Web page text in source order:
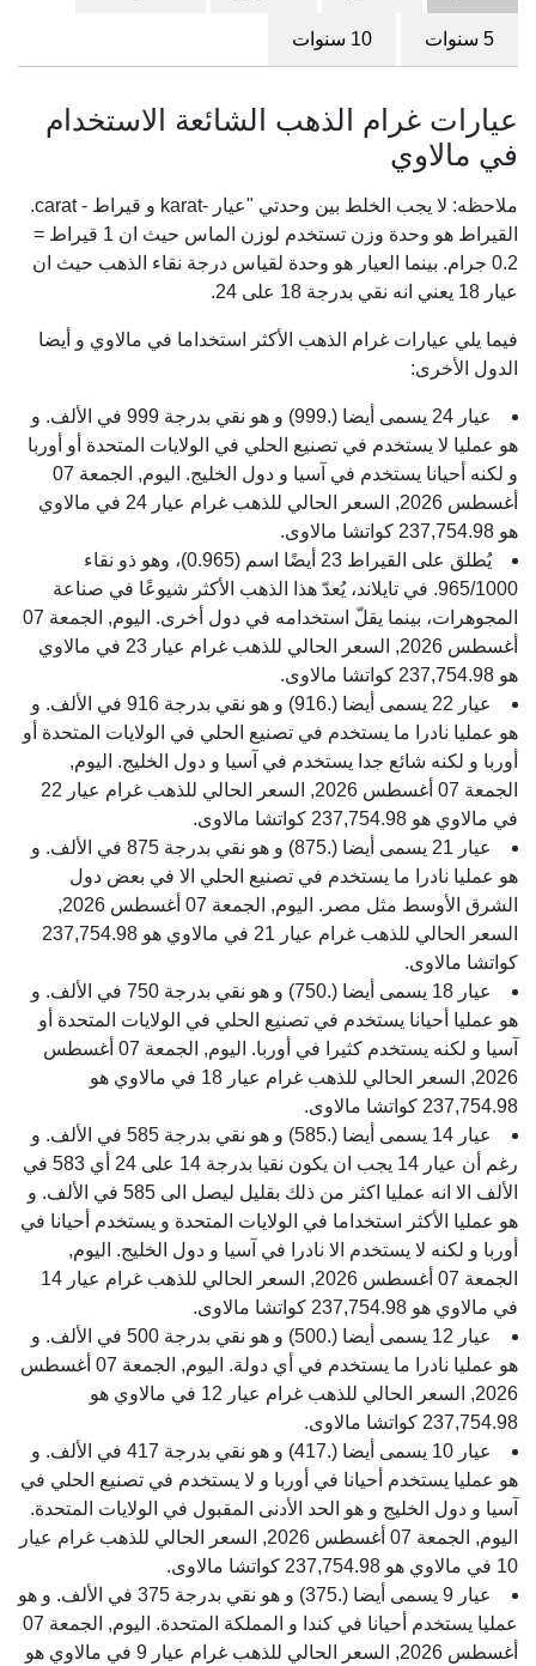
5 سنوات 10 سنوات
عيارات غرام الذهب الشائعة الاستخدام
في مالاوي
ملاحظه: لا يجب الخلط بين وحدتي "عيار -karat و قيراط - carat.
القيراط هو وحدة وزن تستخدم لوزن الماس حيث ان 1 قيراط =
0.2 جرام. بينما العيار هو وحدة لقياس درجة نقاء الذهب حيث ان
عيار 18 يعني انه نقي بدرجة 18 على 24.
فيما يلي عيارات غرام الذهب الأكثر استخداما في مالاوي و أيضا
الدول الأخرى:
عيار 24 يسمى أيضا (.999) و هو نقي بدرجة 999 في الألف. و
هو عمليا لا يستخدم في تصنيع الحلي في الولايات المتحدة أو أوربا
و لكنه أحيانا يستخدم في آسيا و دول الخليج. اليوم, الجمعة 07
أغسطس 2026, السعر الحالي للذهب غرام عيار 24 في مالاوي
هو 237,754.98 كواتشا مالاوى.
يُطلق على القيراط 23 أيضًا اسم (0.965)، وهو ذو نقاء
965/1000. في تايلاند، يُعدّ هذا الذهب الأكثر شيوعًا في صناعة
المجوهرات، بينما يقلّ استخدامه في دول أخرى. اليوم, الجمعة 07
أغسطس 2026, السعر الحالي للذهب غرام عيار 23 في مالاوي
هو 237,754.98 كواتشا مالاوى.
عيار 22 يسمى أيضا (.916) و هو نقي بدرجة 916 في الألف. و
هو عمليا نادرا ما يستخدم في تصنيع الحلي في الولايات المتحدة أو
أوربا و لكنه شائع جدا يستخدم في آسيا و دول الخليج. اليوم,
الجمعة 07 أغسطس 2026, السعر الحالي للذهب غرام عيار 22
في مالاوي هو 237,754.98 كواتشا مالاوى.
عيار 21 يسمى أيضا (.875) و هو نقي بدرجة 875 في الألف. و
هو عمليا نادرا ما يستخدم في تصنيع الحلي الا في بعض دول
الشرق الأوسط مثل مصر. اليوم, الجمعة 07 أغسطس 2026,
السعر الحالي للذهب غرام عيار 21 في مالاوي هو 237,754.98
كواتشا مالاوى.
عيار 18 يسمى أيضا (.750) و هو نقي بدرجة 750 في الألف. و
هو عمليا أحيانا يستخدم في تصنيع الحلي في الولايات المتحدة أو
آسيا و لكنه يستخدم كثيرا في أوربا. اليوم, الجمعة 07 أغسطس
2026, السعر الحالي للذهب غرام عيار 18 في مالاوي هو
237,754.98 كواتشا مالاوى.
عيار 14 يسمى أيضا (.585) و هو نقي بدرجة 585 في الألف. و
رغم أن عيار 14 يجب ان يكون نقيا بدرجة 14 على 24 أي 583 في
الألف الا انه عمليا اكثر من ذلك بقليل ليصل الى 585 في الألف. و
هو عمليا الأكثر استخداما في الولايات المتحدة و يستخدم أحيانا في
أوربا و لكنه لا يستخدم الا نادرا في آسيا و دول الخليج. اليوم,
الجمعة 07 أغسطس 2026, السعر الحالي للذهب غرام عيار 14
في مالاوي هو 237,754.98 كواتشا مالاوى.
عيار 12 يسمى أيضا (.500) و هو نقي بدرجة 500 في الألف. و
هو عمليا نادرا ما يستخدم في أي دولة. اليوم, الجمعة 07 أغسطس
2026, السعر الحالي للذهب غرام عيار 12 في مالاوي هو
237,754.98 كواتشا مالاوى.
عيار 10 يسمى أيضا (.417) و هو نقي بدرجة 417 في الألف. و
هو عمليا يستخدم أحيانا في أوربا و لا يستخدم في تصنيع الحلي في
آسيا و دول الخليج و هو الحد الأدنى المقبول في الولايات المتحدة.
اليوم, الجمعة 07 أغسطس 2026, السعر الحالي للذهب غرام عيار
10 في مالاوي هو 237,754.98 كواتشا مالاوى.
عيار 9 يسمى أيضا (.375) و هو نقي بدرجة 375 في الألف. و هو
عمليا يستخدم أحيانا في كندا و المملكة المتحدة. اليوم, الجمعة 07
أغسطس 2026, السعر الحالي للذهب غرام عيار 9 في مالاوي هو